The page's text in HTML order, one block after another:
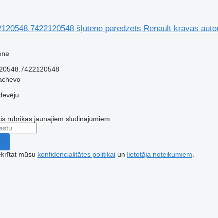
šļūtene paredzēts Renault kravas
rubrikas jaunajiem sludinājumiem
mūsu konfidencialitātes politikaiun lietotāja noteikumiem